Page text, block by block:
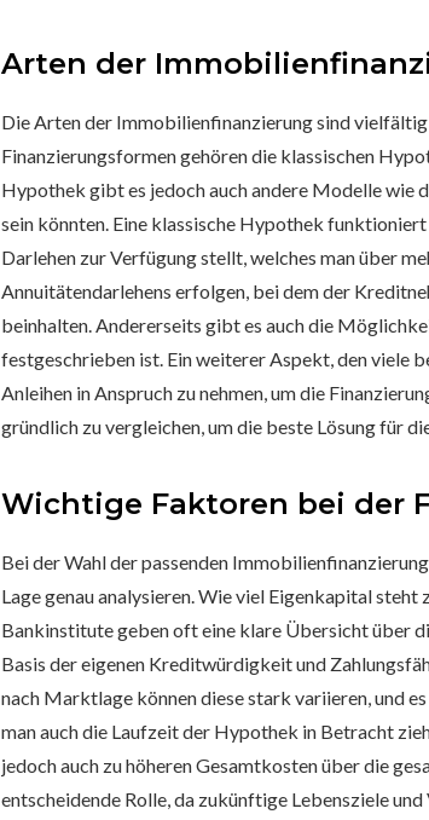
Arten der
Die Arten der Immobilienfinanzierung sind
Finanzierungsformen gehören die klassischen
Hypothek gibt es jedoch auch andere Modelle
sein könnten. Eine klassische Hypothek
Darlehen zur Verfügung stellt, welches man über
Annuitätendarlehens erfolgen, bei dem der
beinhalten. Andererseits gibt es auch die
festgeschrieben ist. Ein weiterer Aspekt, den viele
Anleihen in Anspruch zu nehmen, um die
gründlich zu vergleichen, um die beste Lösung für
Wichtige Faktoren bei der
Bei der Wahl der passenden
Lage genau analysieren. Wie viel Eigenkapital
Bankinstitute geben oft eine klare Übersicht über
Basis der eigenen Kreditwürdigkeit und
nach Marktlage können diese stark variieren, und
man auch die Laufzeit der Hypothek in Betracht
jedoch auch zu höheren Gesamtkosten über die
entscheidende Rolle, da zukünftige Lebensziele